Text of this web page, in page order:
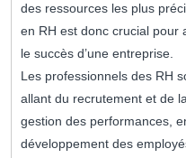
des ressources les plus
en RH est donc crucial pour
le succès d’une entreprise.
Les professionnels des RH
allant du recrutement et de
gestion des performances,
développement des